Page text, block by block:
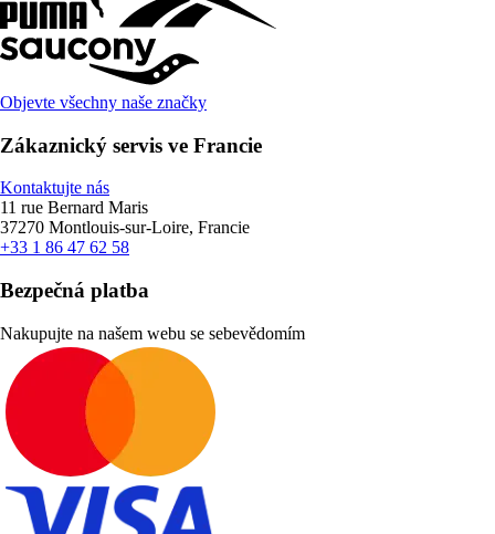
Objevte všechny naše značky
Zákaznický servis ve Francie
Kontaktujte nás
11 rue Bernard Maris
37270 Montlouis-sur-Loire, Francie
+33 1 86 47 62 58
Bezpečná platba
Nakupujte na našem webu se sebevědomím